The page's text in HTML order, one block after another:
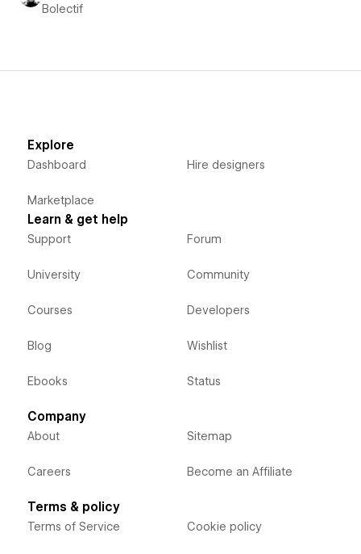
Bolectif
Explore
Dashboard
Marketplace
Hire designers
Learn & get help
Support
University
Courses
Blog
Ebooks
Forum
Community
Developers
Wishlist
Status
Company
About
Careers
Sitemap
Become an Affiliate
Terms & policy
Terms of Service Cookie policy